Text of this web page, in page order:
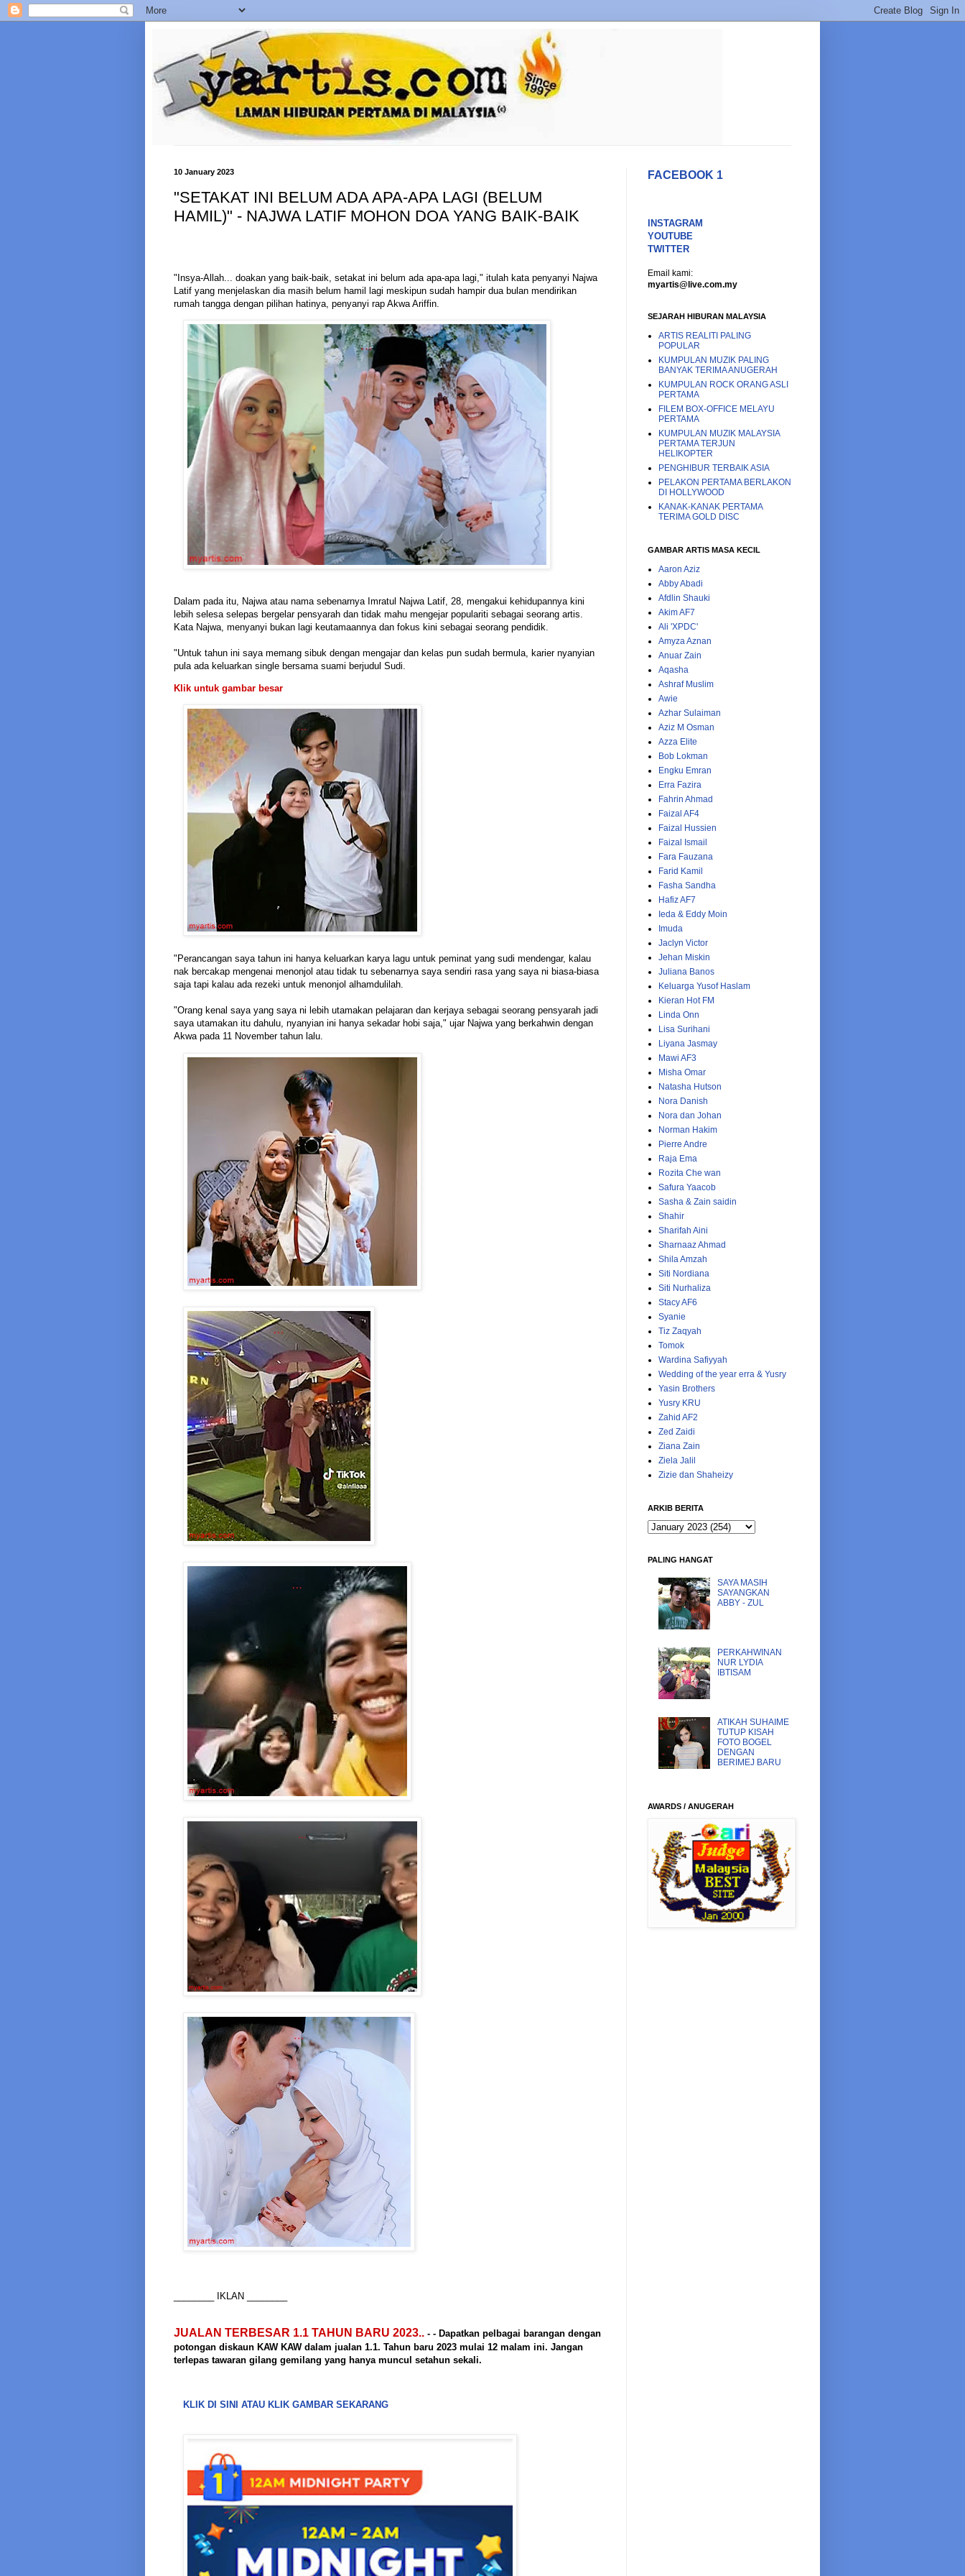
10 January 2023
"SETAKAT INI BELUM ADA APA-APA LAGI (BELUM
HAMIL)" - NAJWA LATIF MOHON DOA YANG BAIK-BAIK
"Insya-Allah... doakan yang baik-baik, setakat ini belum ada apa-apa lagi," itulah kata penyanyi Najwa
Latif yang menjelaskan dia masih belum hamil lagi meskipun sudah hampir dua bulan mendirikan
rumah tangga dengan pilihan hatinya, penyanyi rap Akwa Ariffin.
Dalam pada itu, Najwa atau nama sebenarnya Imratul Najwa Latif, 28, mengakui kehidupannya kini
lebih selesa selepas bergelar pensyarah dan tidak mahu mengejar populariti sebagai seorang artis.
Kata Najwa, menyanyi bukan lagi keutamaannya dan fokus kini sebagai seorang pendidik.
"Untuk tahun ini saya memang sibuk dengan mengajar dan kelas pun sudah bermula, karier nyanyian
pula ada keluarkan single bersama suami berjudul Sudi.
Klik untuk gambar besar
"Perancangan saya tahun ini hanya keluarkan karya lagu untuk peminat yang sudi mendengar, kalau
nak bercakap mengenai menonjol atau tidak tu sebenarnya saya sendiri rasa yang saya ni biasa-biasa
saja tapi kalau ada rezeki untuk menonjol alhamdulilah.
"Orang kenal saya yang saya ni lebih utamakan pelajaran dan kerjaya sebagai seorang pensyarah jadi
saya utamakan itu dahulu, nyanyian ini hanya sekadar hobi saja," ujar Najwa yang berkahwin dengan
Akwa pada 11 November tahun lalu.
________ IKLAN ________
JUALAN TERBESAR 1.1 TAHUN BARU 2023.. - - Dapatkan pelbagai barangan dengan
potongan diskaun KAW KAW dalam jualan 1.1. Tahun baru 2023 mulai 12 malam ini. Jangan
terlepas tawaran gilang gemilang yang hanya muncul setahun sekali.
KLIK DI SINI ATAU KLIK GAMBAR SEKARANG
FACEBOOK 1
INSTAGRAM
YOUTUBE
TWITTER
Email kami:
myartis@live.com.my
SEJARAH HIBURAN MALAYSIA
ARTIS REALITI PALING
POPULAR
KUMPULAN MUZIK PALING
BANYAK TERIMA ANUGERAH
KUMPULAN ROCK ORANG ASLI
PERTAMA
FILEM BOX-OFFICE MELAYU
PERTAMA
KUMPULAN MUZIK MALAYSIA
PERTAMA TERJUN
HELIKOPTER
PENGHIBUR TERBAIK ASIA
PELAKON PERTAMA BERLAKON
DI HOLLYWOOD
KANAK-KANAK PERTAMA
TERIMA GOLD DISC
GAMBAR ARTIS MASA KECIL
Aaron Aziz
Abby Abadi
Afdlin Shauki
Akim AF7
Ali 'XPDC'
Amyza Aznan
Anuar Zain
Aqasha
Ashraf Muslim
Awie
Azhar Sulaiman
Aziz M Osman
Azza Elite
Bob Lokman
Engku Emran
Erra Fazira
Fahrin Ahmad
Faizal AF4
Faizal Hussien
Faizal Ismail
Fara Fauzana
Farid Kamil
Fasha Sandha
Hafiz AF7
Ieda & Eddy Moin
Imuda
Jaclyn Victor
Jehan Miskin
Juliana Banos
Keluarga Yusof Haslam
Kieran Hot FM
Linda Onn
Lisa Surihani
Liyana Jasmay
Mawi AF3
Misha Omar
Natasha Hutson
Nora Danish
Nora dan Johan
Norman Hakim
Pierre Andre
Raja Ema
Rozita Che wan
Safura Yaacob
Sasha & Zain saidin
Shahir
Sharifah Aini
Sharnaaz Ahmad
Shila Amzah
Siti Nordiana
Siti Nurhaliza
Stacy AF6
Syanie
Tiz Zaqyah
Tomok
Wardina Safiyyah
Wedding of the year erra & Yusry
Yasin Brothers
Yusry KRU
Zahid AF2
Zed Zaidi
Ziana Zain
Ziela Jalil
Zizie dan Shaheizy
ARKIB BERITA
PALING HANGAT
SAYA MASIH
SAYANGKAN
ABBY - ZUL
PERKAHWINAN
NUR LYDIA
IBTISAM
ATIKAH SUHAIME
TUTUP KISAH
FOTO BOGEL
DENGAN
BERIMEJ BARU
AWARDS / ANUGERAH